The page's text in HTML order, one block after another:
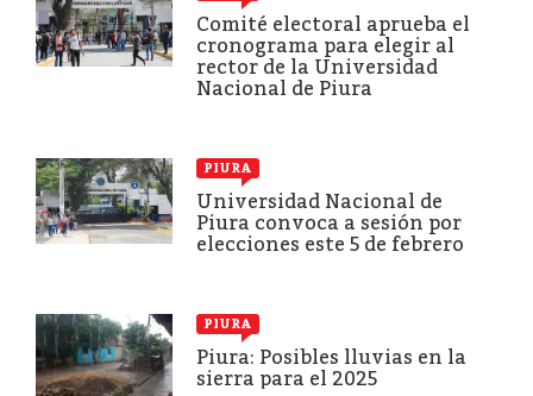
Comité electoral aprueba el
cronograma para elegir al
rector de la Universidad
Nacional de Piura
PIURA
Universidad Nacional de
Piura convoca a sesión por
elecciones este 5 de febrero
PIURA
Piura: Posibles lluvias en la
sierra para el 2025